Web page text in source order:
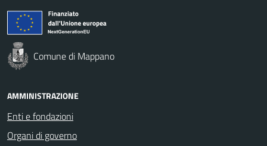
Comune di Mappano
AMMINISTRAZIONE
Enti e fondazioni
Organi di governo